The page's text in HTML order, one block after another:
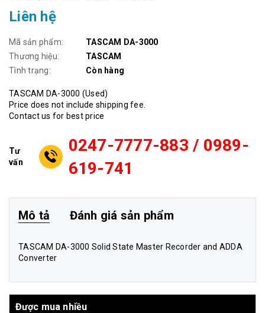
Liên hệ
Mã sản phẩm:
TASCAM DA-3000
Thương hiệu:
TASCAM
Tình trạng:
Còn hàng
TASCAM DA-3000 (Used)
Price does not include shipping fee.
Contact us for best price
Tư
vấn
0247-7777-883 / 0989-
619-741
Mô tả Đánh giá sản phẩm
TASCAM DA-3000 Solid State Master Recorder and ADDA
Converter
Được mua nhiều